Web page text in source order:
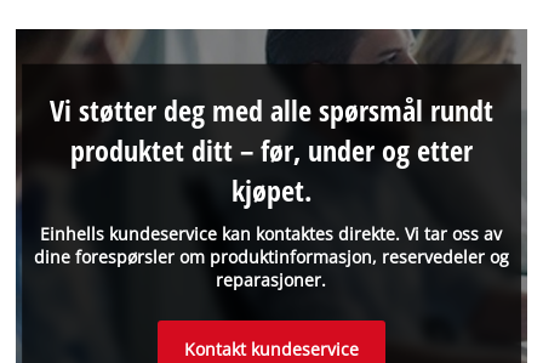
Einhells kundeservice kan kontaktes direkte. Vi tar oss av
dine forespørsler om produktinformasjon, reservedeler og
reparasjoner.
Vi støtter deg med alle spørsmål rundt
produktet ditt – før, under og etter
kjøpet.
Kontakt kundeservice